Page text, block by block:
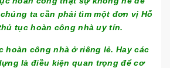
ta cần phải tìm một đơn vị Hỗ
tục hoàn công nhà uy tín.
hoàn công nhà ở riêng lẻ. Hay các
là điều kiện quan trọng để cơ